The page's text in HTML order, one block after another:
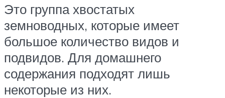
Это группа хвостатых
земноводных, которые имеет
большое количество видов и
подвидов. Для домашнего
содержания подходят лишь
некоторые из них.